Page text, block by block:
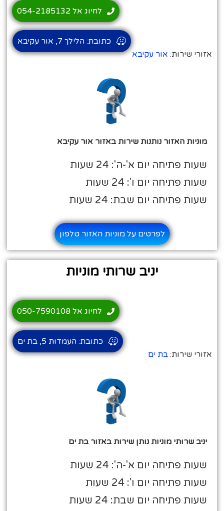
אזורי שירות:אור עקיבא
מוניות האזור נותנות שירות באזור אור עקיבא
שעות פתיחה יום א'-ה': 24 שעות
שעות פתיחה יום ו': 24 שעות
שעות פתיחה יום שבת: 24 שעות
לחיוג אל 054-2185132
כתובת: הלילך 7, אור עקיבא
לפרטים על מוניות האזור טלפון
יניב שרותי מוניות
אזורי שירות:בת ים
יניב שרותי מוניות נותן שירות באזור בת ים
שעות פתיחה יום א'-ה': 24 שעות
שעות פתיחה יום ו': 24 שעות
שעות פתיחה יום שבת: 24 שעות
לחיוג אל 050-7590108
כתובת: העמדות 5, בת ים